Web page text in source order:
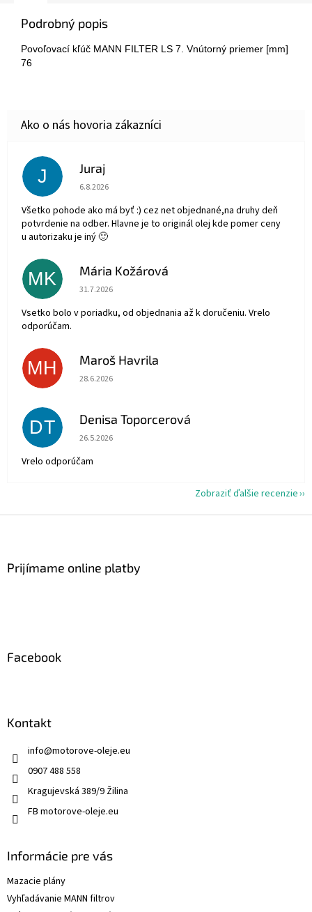
Podrobný popis
Povoľovací kľúč MANN FILTER LS 7. Vnútorný priemer [mm]
76
J Juraj
Hodnotenie obchodu je 5 z 5 hviezdičiek.
6.8.2026
Všetko pohode ako má byť :) cez net objednané,na druhy deň
potvrdenie na odber. Hlavne je to originál olej kde pomer ceny
u autorizaku je iný 🙂
MK Mária Kožárová
Hodnotenie obchodu je 5 z 5 hviezdičiek.
31.7.2026
Vsetko bolo v poriadku, od objednania až k doručeniu. Vrelo
odporúčam.
MH Maroš Havrila
Hodnotenie obchodu je 5 z 5 hviezdičiek.
28.6.2026
DT Denisa Toporcerová
Hodnotenie obchodu je 5 z 5 hviezdičiek.
26.5.2026
Vrelo odporúčam
Zobraziť ďalšie recenzie
Prijímame online platby
Facebook
Kontakt
info@motorove-oleje.eu
0907 488 558
Kragujevská 389/9 Žilina
FB motorove-oleje.eu
Informácie pre vás
Mazacie plány
Vyhľadávanie MANN filtrov